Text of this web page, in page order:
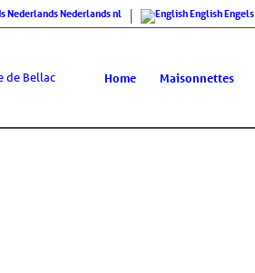
NederlandsNederlandsnl EnglishEngels
Home Maisonnettes